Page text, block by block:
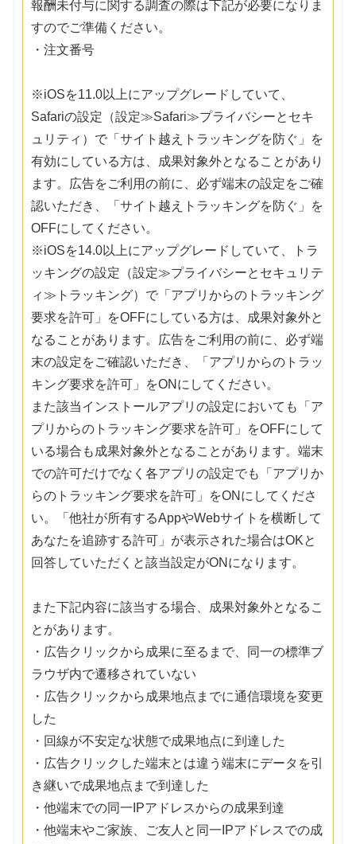
報酬未付与に関する調査の際は下記が必要になりま
すのでご準備ください。
・注文番号
※iOSを11.0以上にアップグレードしていて、
Safariの設定（設定≫Safari≫プライバシーとセキ
ュリティ）で「サイト越えトラッキングを防ぐ」を
有効にしている方は、成果対象外となることがあり
ます。広告をご利用の前に、必ず端末の設定をご確
認いただき、「サイト越えトラッキングを防ぐ」を
OFFにしてください。
※iOSを14.0以上にアップグレードしていて、トラ
ッキングの設定（設定≫プライバシーとセキュリテ
ィ≫トラッキング）で「アプリからのトラッキング
要求を許可」をOFFにしている方は、成果対象外と
なることがあります。広告をご利用の前に、必ず端
末の設定をご確認いただき、「アプリからのトラッ
キング要求を許可」をONにしてください。
また該当インストールアプリの設定においても「ア
プリからのトラッキング要求を許可」をOFFにして
いる場合も成果対象外となることがあります。端末
での許可だけでなく各アプリの設定でも「アプリか
らのトラッキング要求を許可」をONにしてくださ
い。「他社が所有するAppやWebサイトを横断して
あなたを追跡する許可」が表示された場合はOKと
回答していただくと該当設定がONになります。
また下記内容に該当する場合、成果対象外となるこ
とがあります。
・広告クリックから成果に至るまで、同一の標準ブ
ラウザ内で遷移されていない
・広告クリックから成果地点までに通信環境を変更
した
・回線が不安定な状態で成果地点に到達した
・広告クリックした端末とは違う端末にデータを引
き継いで成果地点まで到達した
・他端末での同一IPアドレスからの成果到達
・他端末やご家族、ご友人と同一IPアドレスでの成